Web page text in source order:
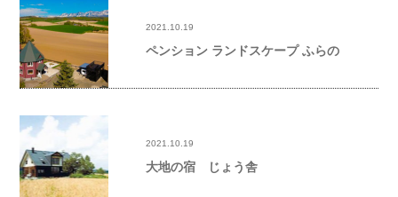
2021.10.19
ペンション ランドスケープ ふらの
2021.10.19
大地の宿 じょう舎